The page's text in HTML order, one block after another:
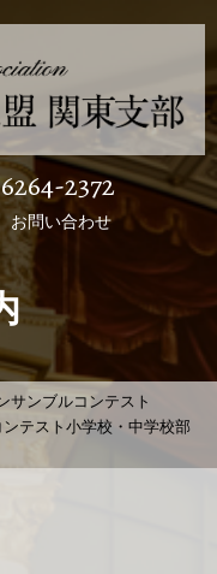
2372
お問い合わせ
サンブルコンテスト
テスト小学校・中学校部